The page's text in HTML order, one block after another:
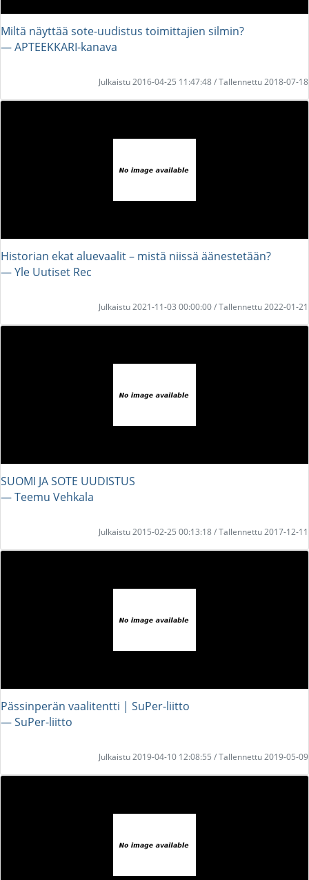
Miltä näyttää sote-uudistus toimittajien silmin?
― APTEEKKARI-kanava
Julkaistu 2016-04-25 11:47:48 / Tallennettu 2018-07-18
Historian ekat aluevaalit – mistä niissä äänestetään?
― Yle Uutiset Rec
Julkaistu 2021-11-03 00:00:00 / Tallennettu 2022-01-21
SUOMI JA SOTE UUDISTUS
― Teemu Vehkala
Julkaistu 2015-02-25 00:13:18 / Tallennettu 2017-12-11
Pässinperän vaalitentti | SuPer-liitto
― SuPer-liitto
Julkaistu 2019-04-10 12:08:55 / Tallennettu 2019-05-09